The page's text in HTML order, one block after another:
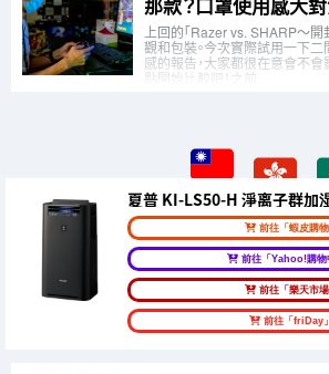
夏普 KI-LS50-H 淨离子群加
前往「蝦皮購
前往「Yahoo!購物
前往「樂天市
前往「friDay